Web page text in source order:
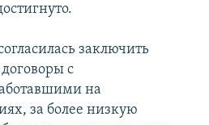
заключить
с
на
за более низкую